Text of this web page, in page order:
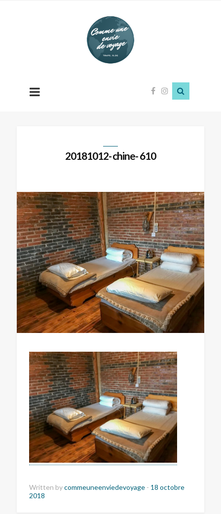
Comme
une
envie
de
20181012- chine- 610
Written bycommeuneenviedevoyage - 18 octobre
2018